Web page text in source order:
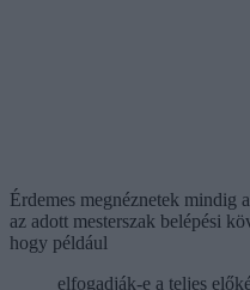
Érdemes megnéznetek mindig
az adott mesterszak belépési
hogy például
elfogadják-e a teljes